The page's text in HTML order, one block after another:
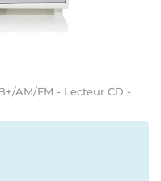
AM/FM - Lecteur CD -